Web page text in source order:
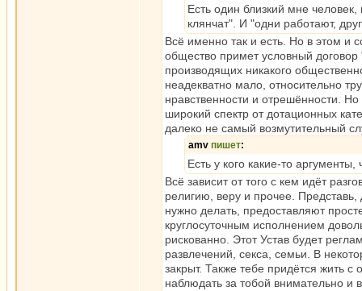
Есть один близкий мне
клянчат". И "одни работают,
Всё именно так и есть. Но в этом и
общество примет условный
производящих никакого
неадекватно мало, относительно
нравственности и отрешённости.
широкий спектр от дотационных
далеко не самый возмутительный
amv пишет:
Есть у кого какие-то
Всё зависит от того с кем идёт
религию, веру и прочее. Представь,
нужно делать, предоставляют
круглосуточным исполнением
рискованно. Этот Устав будет
развлечений, секса, семьи. В
закрыт. Также тебе придётся жить с
наблюдать за тобой внимательно и